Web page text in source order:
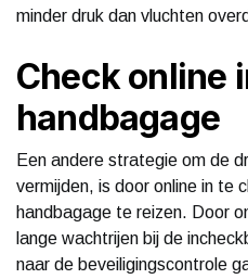
minder druk dan vluchten
Check online
handbagage
Een andere strategie om de
vermijden, is door online in te
handbagage te reizen. Door
lange wachtrijen bij de
naar de beveiligingscontrole